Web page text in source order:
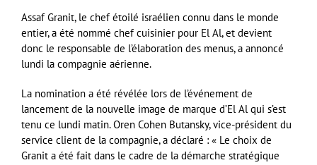
Assaf Granit, le chef étoilé israélien connu dans le monde
entier, a été nommé chef cuisinier pour El Al, et devient
donc le responsable de l’élaboration des menus, a annoncé
lundi la compagnie aérienne.
La nomination a été révélée lors de l’événement de
lancement de la nouvelle image de marque d’El Al qui s’est
tenu ce lundi matin. Oren Cohen Butansky, vice-président du
service client de la compagnie, a déclaré : « Le choix de
Granit a été fait dans le cadre de la démarche stratégique